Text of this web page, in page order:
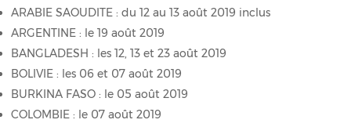
ARABIE SAOUDITE : du 12 au 13 août 2019 inclus
ARGENTINE : le 19 août 2019
BANGLADESH : les 12, 13 et 23 août 2019
BOLIVIE : les 06 et 07 août 2019
BURKINA FASO : le 05 août 2019
COLOMBIE : le 07 août 2019